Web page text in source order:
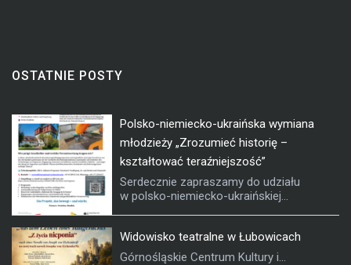
OSTATNIE POSTY
Polsko-niemiecko-ukraińska wymiana
młodzieży „Zrozumieć historię –
kształtować teraźniejszość”
Serdecznie zapraszamy do udziału
w polsko-niemiecko-ukraińskiej...
Widowisko teatralne w Łubowicach
Górnośląskie Centrum Kultury i...